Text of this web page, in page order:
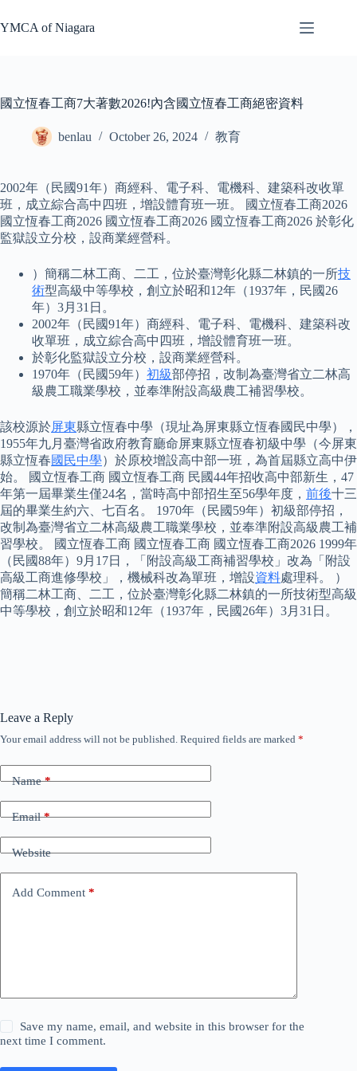
to
content
YMCA of Niagara
國立恆春工商7大著數2026!內含國立恆春工商絕密資料
benlau October 26, 2024 教育
2002年（民國91年）商經科、電子科、電機科、建築科改收單
班，成立綜合高中四班，增設體育班一班。 國立恆春工商2026
國立恆春工商2026 國立恆春工商2026 國立恆春工商2026 於彰化
監獄設立分校，設商業經營科。
）簡稱二林工商、二工，位於臺灣彰化縣二林鎮的一所技
術型高級中等學校，創立於昭和12年（1937年，民國26
年）3月31日。
2002年（民國91年）商經科、電子科、電機科、建築科改
收單班，成立綜合高中四班，增設體育班一班。
於彰化監獄設立分校，設商業經營科。
1970年（民國59年） 初級部停招，改制為臺灣省立二林高
級農工職業學校，並奉準附設高級農工補習學校。
該校源於屏東縣立恆春中學（現址為屏東縣立恆春國民中學），
1955年九月臺灣省政府教育廳命屏東縣立恆春初級中學（今屏東
縣立恆春國民中學）於原校增設高中部一班，為首屆縣立高中伊
始。 國立恆春工商 國立恆春工商 民國44年招收高中部新生，47
年第一屆畢業生僅24名，當時高中部招生至56學年度， 前後十三
屆的畢業生約六、七百名。 1970年（民國59年）初級部停招，
改制為臺灣省立二林高級農工職業學校，並奉準附設高級農工補
習學校。 國立恆春工商 國立恆春工商 國立恆春工商2026 1999年
（民國88年）9月17日，「附設高級工商補習學校」改為「附設
高級工商進修學校」，機械科改為單班，增設資料處理科。 ）
簡稱二林工商、二工，位於臺灣彰化縣二林鎮的一所技術型高級
中等學校，創立於昭和12年（1937年，民國26年）3月31日。
Leave a Reply
Your email address will not be published. Required fields are marked *
Name*
Email*
Website
Add Comment *
Save my name, email, and website in this browser for the
next time I comment.